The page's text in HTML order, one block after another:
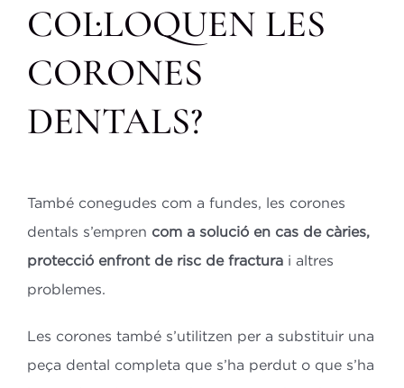
COL·LOQUEN LES
CORONES
DENTALS?
També conegudes com a fundes, les corones
dentals s’empren com a solució en cas de càries,
protecció enfront de risc de fracturai altres
problemes.
Les corones també s’utilitzen per a substituir una
peça dental completa que s’ha perdut o que s’ha